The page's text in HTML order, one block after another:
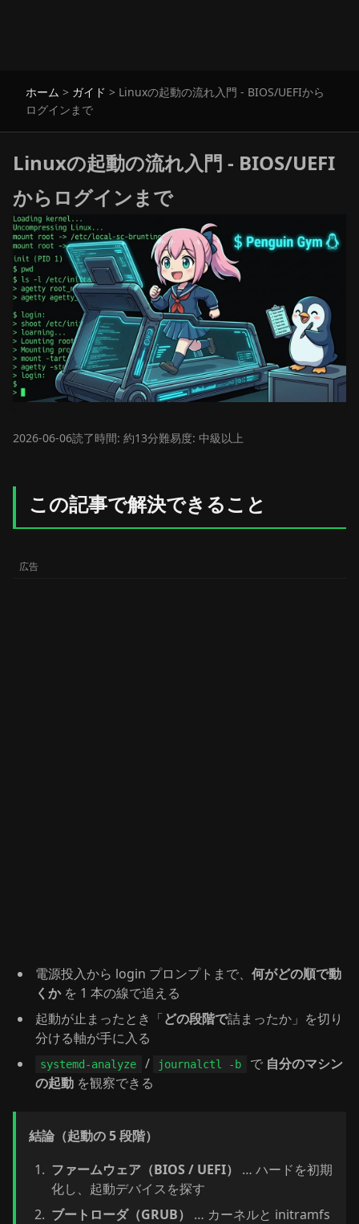
ホーム > ガイド > Linuxの起動の流れ入門 - BIOS/UEFIから
ログインまで
Linuxの起動の流れ入門 - BIOS/UEFI
からログインまで
2026-06-06読了時間: 約13分難易度: 中級以上
この記事で解決できること
電源投入から login プロンプトまで、 何がどの順で動
くかを 1 本の線で追える
起動が止まったとき「どの段階で詰まったか」を切り
分ける軸が手に入る
systemd-analyze / journalctl -b で 自分のマシン
の起動 を観察できる
結論（起動の 5 段階）
ファームウェア（BIOS / UEFI）
… ハードを初期
化し、起動デバイスを探す
ブートローダ（GRUB）
… カーネルと initramfs